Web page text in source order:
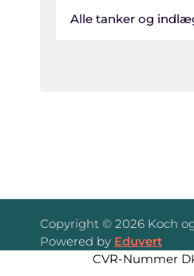
Alle tanker og
Copyright © 2026 Koch
Powered by Eduvert
CVR-Nummer